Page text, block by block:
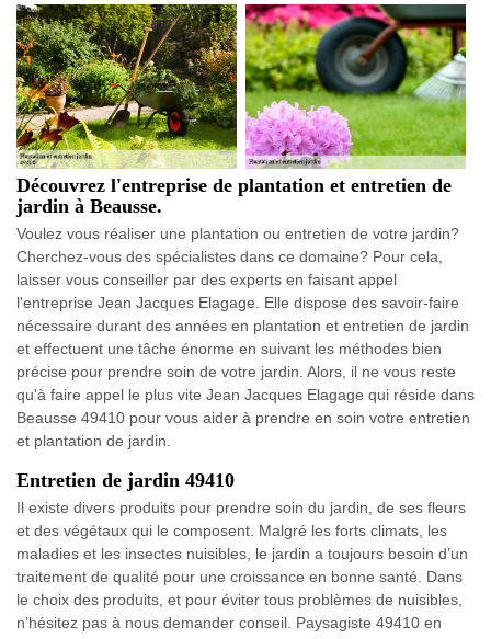
Découvrez l'entreprise de plantation et entretien de
jardin à Beausse.
Voulez vous réaliser une plantation ou entretien de votre jardin?
Cherchez-vous des spécialistes dans ce domaine? Pour cela,
laisser vous conseiller par des experts en faisant appel
l'entreprise Jean Jacques Elagage. Elle dispose des savoir-faire
nécessaire durant des années en plantation et entretien de jardin
et effectuent une tâche énorme en suivant les méthodes bien
précise pour prendre soin de votre jardin. Alors, il ne vous reste
qu'à faire appel le plus vite Jean Jacques Elagage qui réside dans
Beausse 49410 pour vous aider à prendre en soin votre entretien
et plantation de jardin.
Entretien de jardin 49410
Il existe divers produits pour prendre soin du jardin, de ses fleurs
et des végétaux qui le composent. Malgré les forts climats, les
maladies et les insectes nuisibles, le jardin a toujours besoin d’un
traitement de qualité pour une croissance en bonne santé. Dans
le choix des produits, et pour éviter tous problèmes de nuisibles,
n’hésitez pas à nous demander conseil. Paysagiste 49410 en